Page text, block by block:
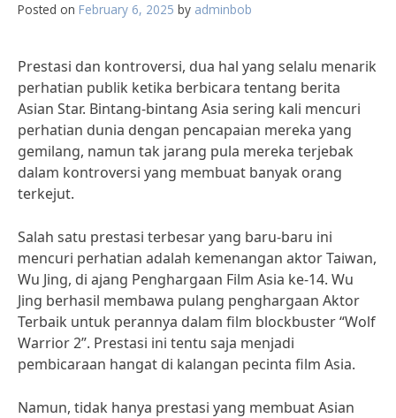
Posted on February 6, 2025 by adminbob
Prestasi dan kontroversi, dua hal yang selalu menarik
perhatian publik ketika berbicara tentang berita
Asian Star. Bintang-bintang Asia sering kali mencuri
perhatian dunia dengan pencapaian mereka yang
gemilang, namun tak jarang pula mereka terjebak
dalam kontroversi yang membuat banyak orang
terkejut.
Salah satu prestasi terbesar yang baru-baru ini
mencuri perhatian adalah kemenangan aktor Taiwan,
Wu Jing, di ajang Penghargaan Film Asia ke-14. Wu
Jing berhasil membawa pulang penghargaan Aktor
Terbaik untuk perannya dalam film blockbuster “Wolf
Warrior 2”. Prestasi ini tentu saja menjadi
pembicaraan hangat di kalangan pecinta film Asia.
Namun, tidak hanya prestasi yang membuat Asian